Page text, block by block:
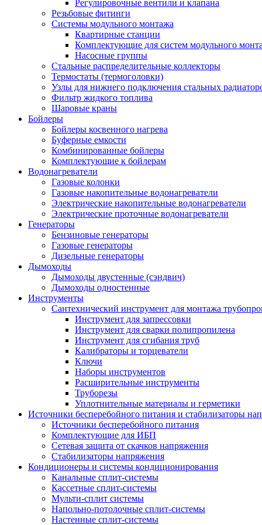
Регулировочные вентили и клапана
Резьбовые фитинги
Системы модульного монтажа
Квартирные станции
Комплектующие для систем модульного
Насосные группы
Стальные распределительные коллекторы
Термостаты (термоголовки)
Узлы для нижнего подключения стальных
Фильтр жидкого топлива
Шаровые краны
Бойлеры
Бойлеры косвенного нагрева
Буферные емкости
Комбинированные бойлеры
Комплектующие к бойлерам
Водонагреватели
Газовые колонки
Газовые накопительные водонагреватели
Электрические накопительные водонагреватели
Электрические проточные водонагреватели
Генераторы
Бензиновые генераторы
Газовые генераторы
Дизельные генераторы
Дымоходы
Дымоходы двустенные (сэндвич)
Дымоходы одностенные
Инструменты
Сантехнический инструмент для монтажа
Инструмент для запрессовки
Инструмент для сварки полипропилена
Инструмент для сгибания труб
Калибраторы и торцеватели
Ключи
Наборы инструментов
Расширительные инструменты
Труборезы
Уплотнительные материалы и герметики
Источники бесперебойного питания и стабилизаторы
Источники бесперебойного питания
Комплектующие для ИБП
Сетевая защита от скачков напряжения
Стабилизаторы напряжения
Кондиционеры и системы кондиционирования
Канальные сплит-системы
Кассетные сплит-системы
Мульти-сплит системы
Напольно-потолочные сплит-системы
Настенные сплит-системы